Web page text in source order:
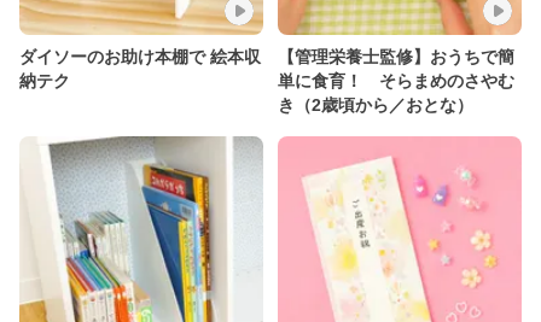
ダイソーのお助け本棚で 絵本収
納テク
【管理栄養士監修】おうちで簡
単に食育！ そらまめのさやむ
き（2歳頃から／おとな）